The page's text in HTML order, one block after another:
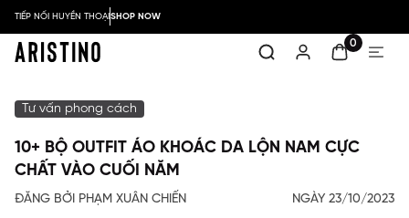
TIẾP NỐI HUYỀN THOẠISHOP NOW
0
Tư vấn phong cách
10+ BỘ OUTFIT ÁO KHOÁC DA LỘN NAM CỰC
CHẤT VÀO CUỐI NĂM
ĐĂNG BỞI PHẠM XUÂN CHIẾN NGÀY 23/10/2023